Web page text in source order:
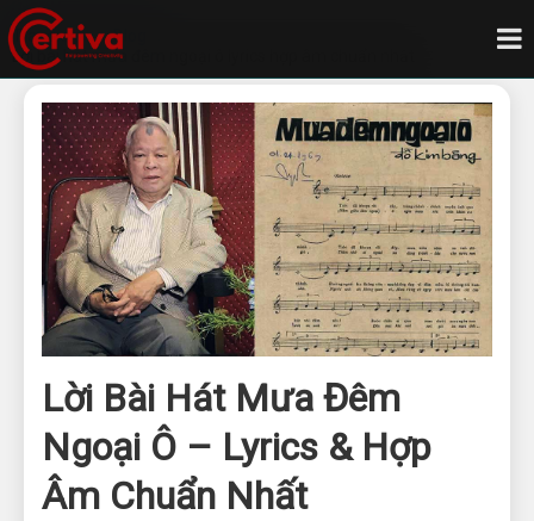
Trang chủ
Blog
Lời bài hát mưa đêm ngoại ô lyrics hợp âm chuẩn nhất
Lời Bài Hát Mưa Đêm
Ngoại Ô – Lyrics & Hợp
Âm Chuẩn Nhất